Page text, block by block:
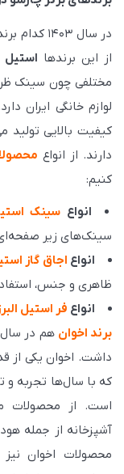
در سال
از این برندها استیل
مختلفی چون سینک
لوازم خانگی ایران
کیفیت بالایی
دارند. از انواع
کنیم:
انواع سینک
سینک‌های زیر
انواع اجاق گاز
ظاهری و جنس،
انواع فر استیل
برند اخوان هم در سال
داشت. اخوان یکی از
که با سال‌ها تجربه و
است. از محصولات
آشپزخانه از جمله
محصولات اخوان